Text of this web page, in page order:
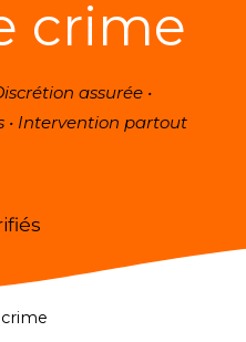
crime
assurée •
• Intervention partout